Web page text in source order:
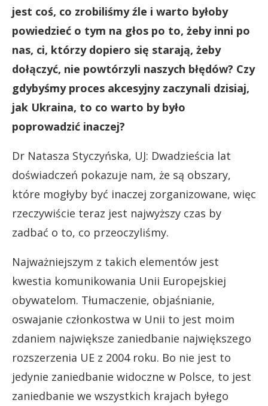
jest coś, co zrobiliśmy źle i warto byłoby
powiedzieć o tym na głos po to, żeby inni po
nas, ci, którzy dopiero się starają, żeby
dołączyć, nie powtórzyli naszych błędów? Czy
gdybyśmy proces akcesyjny zaczynali dzisiaj,
jak Ukraina, to co warto by było
poprowadzić inaczej?
Dr Natasza Styczyńska, UJ: Dwadzieścia lat
doświadczeń pokazuje nam, że są obszary,
które mogłyby być inaczej zorganizowane, więc
rzeczywiście teraz jest najwyższy czas by
zadbać o to, co przeoczyliśmy.
Najważniejszym z takich elementów jest
kwestia komunikowania Unii Europejskiej
obywatelom. Tłumaczenie, objaśnianie,
oswajanie członkostwa w Unii to jest moim
zdaniem największe zaniedbanie największego
rozszerzenia UE z 2004 roku. Bo nie jest to
jedynie zaniedbanie widoczne w Polsce, to jest
zaniedbanie we wszystkich krajach byłego